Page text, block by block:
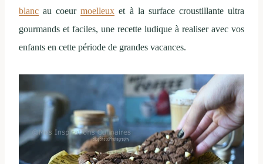
blanc au coeurmoelleux et à la surface croustillante ultra
gourmands et faciles, une recette ludique à realiser avec vos
enfants en cette période de grandes vacances.